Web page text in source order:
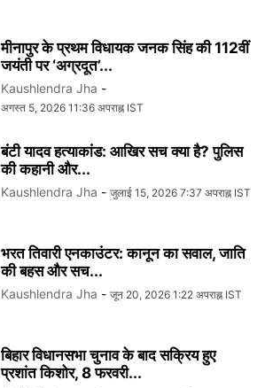
मीनापुर के प्रथम विधायक जनक सिंह की 112वीं
जयंती पर ‘अग्रदूत’...
Kaushlendra Jha -
अगस्त 5, 2026 11:36 अपराह्न IST
बंटी यादव हत्याकांड: आखिर सच क्या है? पुलिस
की कहानी और...
Kaushlendra Jha - जुलाई 15, 2026 7:37 अपराह्न IST
भरत तिवारी एनकाउंटर: कानून का सवाल, जाति
की बहस और सच...
Kaushlendra Jha - जून 20, 2026 1:22 अपराह्न IST
बिहार विधानसभा चुनाव के बाद सक्रिय हुए
प्रशांत किशोर, 8 फरवरी...